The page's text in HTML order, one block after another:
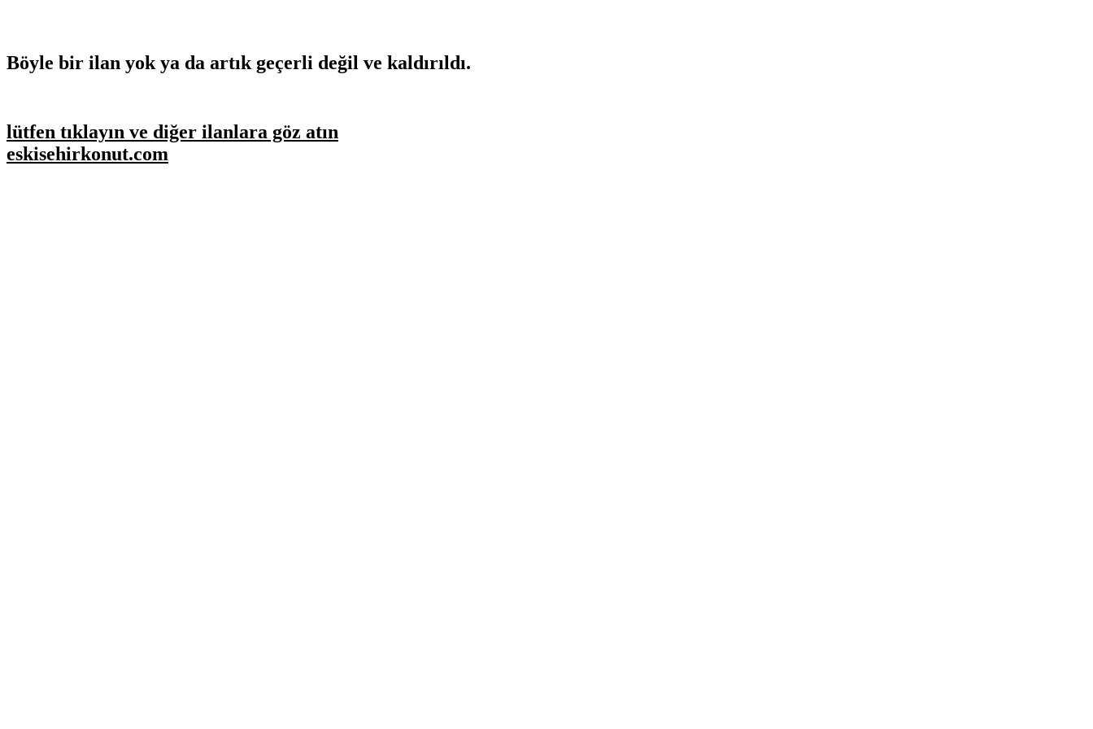
Böyle bir ilan yok ya da artık geçerli değil ve kaldırıldı.
lütfen tıklayın ve diğer ilanlara göz atın
eskisehirkonut.com